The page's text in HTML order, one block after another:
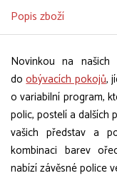
Popis zboží
Novinkou na našich
doobývacích pokojů,
o variabilní program,
polic, postelí a dalších
vašich představ a
kombinaci barev
nabízí závěsné police